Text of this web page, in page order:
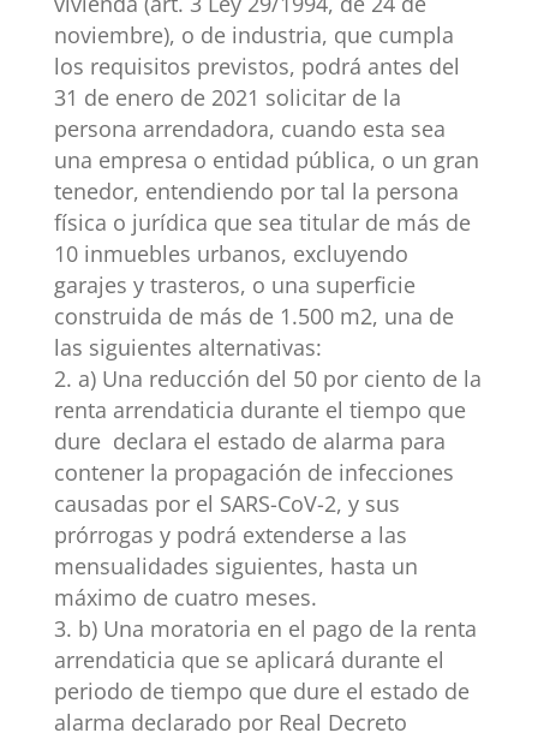
noviembre), o de industria, que cumpla
los requisitos previstos, podrá antes del
31 de enero de 2021 solicitar de la
persona arrendadora, cuando esta sea
una empresa o entidad pública, o un gran
tenedor, entendiendo por tal la persona
física o jurídica que sea titular de más de
10 inmuebles urbanos, excluyendo
garajes y trasteros, o una superficie
construida de más de 1.500 m2, una de
las siguientes alternativas:
a) Una reducción del 50 por ciento de la
renta arrendaticia durante el tiempo que
dure declara el estado de alarma para
contener la propagación de infecciones
causadas por el SARS-CoV-2, y sus
prórrogas y podrá extenderse a las
mensualidades siguientes, hasta un
máximo de cuatro meses.
b) Una moratoria en el pago de la renta
arrendaticia que se aplicará durante el
periodo de tiempo que dure el estado de
alarma declarado por Real Decreto